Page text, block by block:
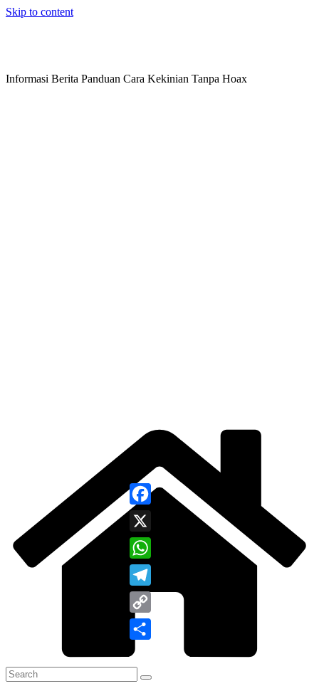
Skip to content
Informasi Berita Panduan Cara Kekinian Tanpa Hoax
Facebook
X
WhatsApp
Telegram
Copy
Share